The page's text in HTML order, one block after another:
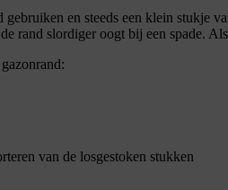
gebruiken en steeds een klein
rand slordiger oogt bij een spade.
van de losgestoken stukken